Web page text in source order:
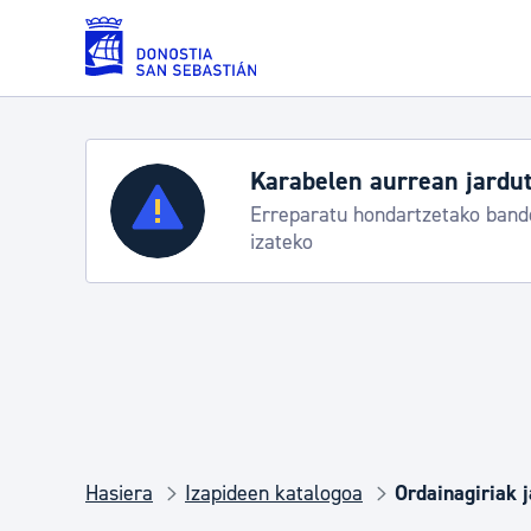
Eduki nagusira joan
Zerbitzuak
Errolda eta gai pertsonalak
Karabelen aurrean
Erreparatu hondartzetako
izateko
Hasiera Izapideen katalogoa Ordainagiriak